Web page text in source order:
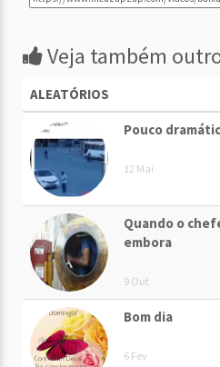
Veja também
ALEATÓRIOS
Pouco
12 Mai
Quando o
embora
9 Out
Bom dia
6 Fev